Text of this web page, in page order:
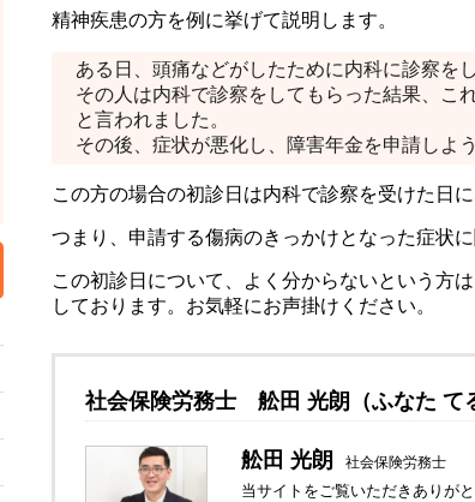
精神疾患の方を例に挙げて説明します。
ある日、頭痛などがしたために内科に診察を
その人は内科で診察をしてもらった結果、こ
と言われました。
その後、症状が悪化し、障害年金を申請しよ
この方の場合の初診日は内科で診察を受けた日
つまり、申請する傷病のきっかけとなった症状
この初診日について、よく分からないという方
しております。お気軽にお声掛けください。
社会保険労務士 舩田 光朗（ふなた て
舩田 光朗 社会保険労務士
当サイトをご覧いただきありが